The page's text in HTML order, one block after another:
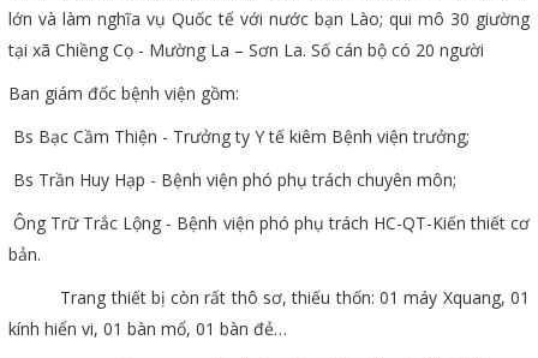
lớn và làm nghĩa vụ Quốc tế với nước bạn Lào; qui mô 30 giường
tại xã Chiềng Cọ - Mường La – Sơn La. Số cán bộ có 20 người
Ban giám đốc bệnh viện gồm:
Bs Bạc Cầm Thiện - Trưởng ty Y tế kiêm Bệnh viện trưởng;
Bs Trần Huy Hạp - Bệnh viện phó phụ trách chuyên môn;
Ông Trữ Trắc Lộng - Bệnh viện phó phụ trách HC-QT-Kiến thiết cơ
bản.
Trang thiết bị còn rất thô sơ, thiếu thốn: 01 máy Xquang, 01
kính hiển vi, 01 bàn mổ, 01 bàn đẻ…